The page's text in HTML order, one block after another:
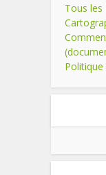
Tous les